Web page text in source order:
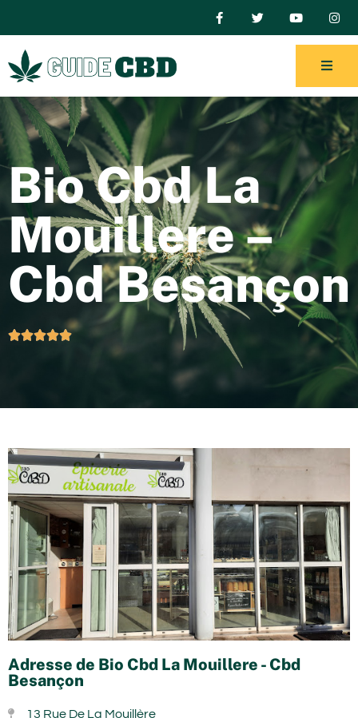
Bio Cbd La
Mouillere –
Cbd Besançon

Adresse de Bio Cbd La Mouillere - Cbd
Besançon
13 Rue De La Mouillère